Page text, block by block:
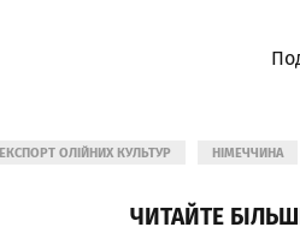
ЕКСПОРТ ОЛІЙНИХ КУЛЬТУР НІМЕЧЧИНА
ЧИТАЙТЕ